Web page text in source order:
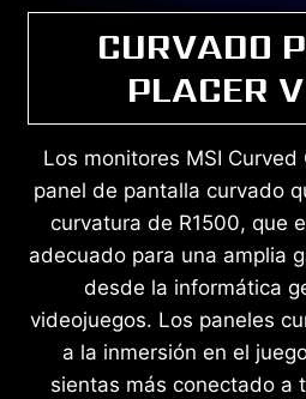
CURVADO
PLACER
Los monitores MSI
panel de pantalla curvado
curvatura de R1500, que
adecuado para una amplia
desde la informática
videojuegos. Los paneles
a la inmersión en el
sientas más conectado a